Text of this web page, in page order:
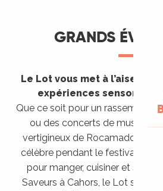
GRANDS
Le Lot vous met à l’aise en
expériences
Que ce soit pour un
ou des concerts de musique
vertigineux de Rocamadour,
célèbre pendant le festival de
pour manger, cuisiner et
Saveurs à Cahors, le Lot sait